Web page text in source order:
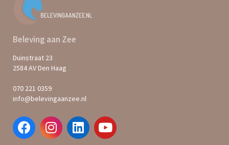
Beleving aan Zee
Duinstraat 23
2584 AV Den Haag
070 221 0359
info@belevingaanzee.nl